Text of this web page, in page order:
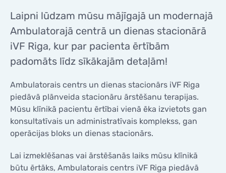
SĀC TAGAD
NODERĪGI
SE
NO
SĀC TAGAD
NODERĪGI
CENAS
KONTAKTI
Laipni lūdzam mūsu mājīgajā un modernajā
Ambulatorajā centrā un dienas stacionārā
iVF Riga, kur par pacienta ērtībām
padomāts līdz sīkākajām detaļām!
Ambulatorais centrs un dienas stacionārs iVF Riga
piedāvā plānveida stacionāru ārstēšanu terapijas.
Mūsu klīnikā pacientu ērtībai vienā ēka izvietots gan
konsultatīvais un administratīvais komplekss, gan
operācijas bloks un dienas stacionārs.
Lai izmeklēšanas vai ārstēšanās laiks mūsu klīnikā
būtu ērtāks, Ambulatorais centrs iVF Riga piedāvā